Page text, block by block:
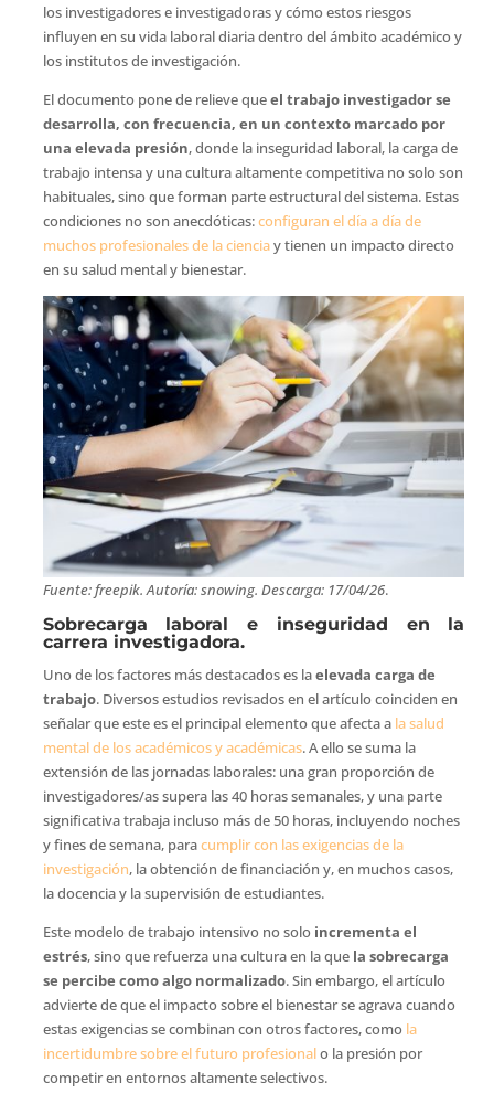
los investigadores e investigadoras y cómo estos riesgos
influyen en su vida laboral diaria dentro del ámbito académico y
los institutos de investigación.
El documento pone de relieve queel trabajo investigador se
desarrolla, con frecuencia, en un contexto marcado por
una elevada presión, donde la inseguridad laboral, la carga de
trabajo intensa y una cultura altamente competitiva no solo son
habituales, sino que forman parte estructural del sistema. Estas
condiciones no son anecdóticas:configuran el día a día de
muchos profesionales de la cienciay tienen un impacto directo
en su salud mental y bienestar.
Fuente: freepik. Autoría: snowing. Descarga: 17/04/26.
Sobrecarga laboral e inseguridad en la
carrera investigadora.
Uno de los factores más destacados es laelevada carga de
trabajo. Diversos estudios revisados en el artículo coinciden en
señalar que este es el principal elemento que afecta a la salud
mental de los académicos y académicas. A ello se suma la
extensión de las jornadas laborales: una gran proporción de
investigadores/as supera las 40 horas semanales, y una parte
significativa trabaja incluso más de 50 horas, incluyendo noches
y fines de semana, paracumplir con las exigencias de la
investigación, la obtención de financiación y, en muchos casos,
la docencia y la supervisión de estudiantes.
Este modelo de trabajo intensivo no solo incrementa el
estrés, sino que refuerza una cultura en la que la sobrecarga
se percibe como algo normalizado. Sin embargo, el artículo
advierte de que el impacto sobre el bienestar se agrava cuando
estas exigencias se combinan con otros factores, como la
incertidumbre sobre el futuro profesionalo la presión por
competir en entornos altamente selectivos.